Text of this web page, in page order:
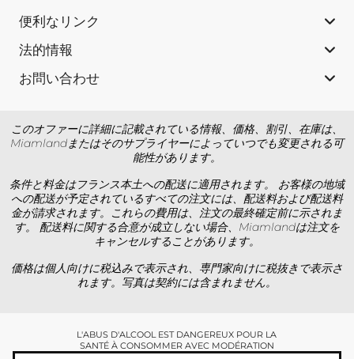
便利なリンク
法的情報
お問い合わせ
このオファーに詳細に記載されている情報、価格、割引、在庫は、
Miamlandまたはそのサプライヤーによっていつでも変更される可
能性があります。
条件と料金はフランス本土への配送に適用されます。 お客様の地域
への配送が予定されているすべての注文には、配送料および配送料
金が請求されます。これらの費用は、注文の最終確定前に示されま
す。 配送料に関する合意が成立しない場合、Miamlandは注文を
キャンセルすることがあります。
価格は個人向けに税込みで表示され、専門家向けに税抜きで表示さ
れます。写真は契約には含まれません。
L'ABUS D'ALCOOL EST DANGEREUX POUR LA
SANTÉ À CONSOMMER AVEC MODÉRATION